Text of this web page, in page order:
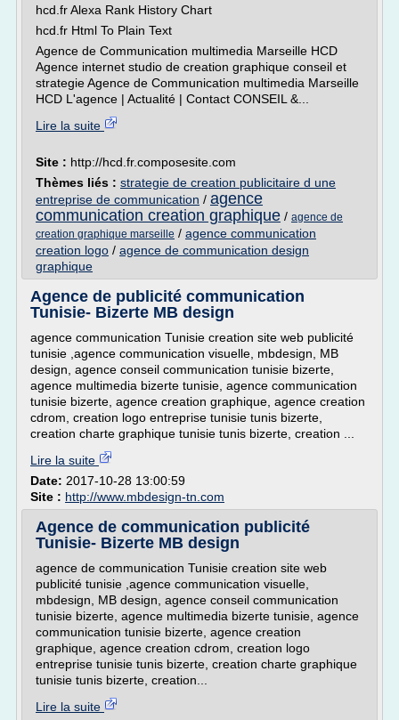
hcd.fr Alexa Rank History Chart
hcd.fr Html To Plain Text
Agence de Communication multimedia Marseille HCD
Agence internet studio de creation graphique conseil et
strategie Agence de Communication multimedia Marseille
HCD L'agence | Actualité | Contact CONSEIL &...
Lire la suite
Site : http://hcd.fr.composesite.com
Thèmes liés : strategie de creation publicitaire d une
entreprise de communication / agence
communication creation graphique / agence de
creation graphique marseille / agence communication
creation logo / agence de communication design
graphique
Agence de publicité communication
Tunisie- Bizerte MB design
agence communication Tunisie creation site web publicité
tunisie ,agence communication visuelle, mbdesign, MB
design, agence conseil communication tunisie bizerte,
agence multimedia bizerte tunisie, agence communication
tunisie bizerte, agence creation graphique, agence creation
cdrom, creation logo entreprise tunisie tunis bizerte,
creation charte graphique tunisie tunis bizerte, creation ...
Lire la suite
Date: 2017-10-28 13:00:59
Site : http://www.mbdesign-tn.com
Agence de communication publicité
Tunisie- Bizerte MB design
agence de communication Tunisie creation site web
publicité tunisie ,agence communication visuelle,
mbdesign, MB design, agence conseil communication
tunisie bizerte, agence multimedia bizerte tunisie, agence
communication tunisie bizerte, agence creation
graphique, agence creation cdrom, creation logo
entreprise tunisie tunis bizerte, creation charte graphique
tunisie tunis bizerte, creation...
Lire la suite